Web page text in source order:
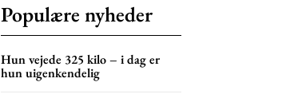
Populære nyheder
Hun vejede 325 kilo – i dag er
hun uigenkendelig